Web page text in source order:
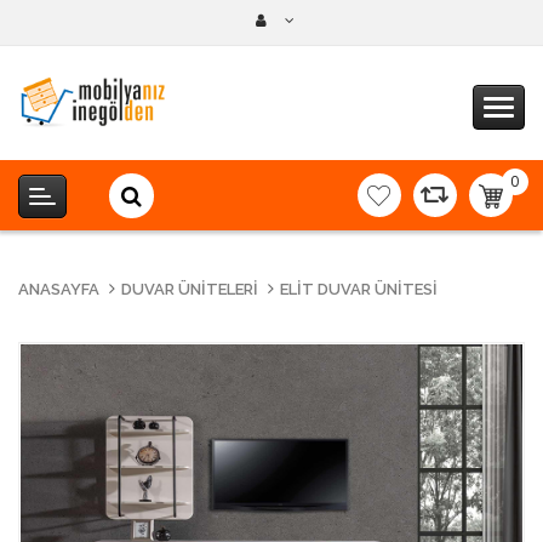
0
-
ANASAYFA DUVAR ÜNITELERI ELIT DUVAR ÜNITESI